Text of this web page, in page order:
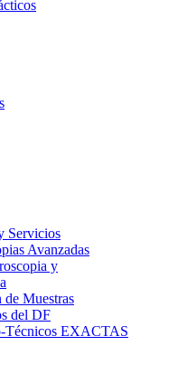
Servicios
Avanzadas
y
de Muestras
del DF
Técnicos EXACTAS